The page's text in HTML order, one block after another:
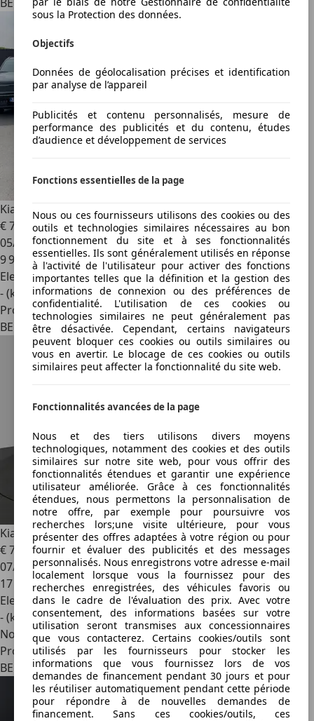
sous la Protection des données.
Objectifs
Données de géolocalisation précises et identification
par analyse de l’appareil
Publicités et contenu personnalisés, mesure de
performance des publicités et du contenu, études
d’audience et développement de services
Fonctions essentielles de la page
Nous ou ces fournisseurs utilisons des cookies ou des
outils et technologies similaires nécessaires au bon
fonctionnement du site et à ses fonctionnalités
essentielles. Ils sont généralement utilisés en réponse
à l'activité de l'utilisateur pour activer des fonctions
importantes telles que la définition et la gestion des
informations de connexion ou des préférences de
confidentialité. L'utilisation de ces cookies ou
technologies similaires ne peut généralement pas
être désactivée. Cependant, certains navigateurs
peuvent bloquer ces cookies ou outils similaires ou
vous en avertir. Le blocage de ces cookies ou outils
similaires peut affecter la fonctionnalité du site web.
Fonctionnalités avancées de la page
Nous et des tiers utilisons divers moyens
technologiques, notamment des cookies et des outils
similaires sur notre site web, pour vous offrir des
fonctionnalités étendues et garantir une expérience
utilisateur améliorée. Grâce à ces fonctionnalités
étendues, nous permettons la personnalisation de
notre offre, par exemple pour poursuivre vos
recherches lors;une visite ultérieure, pour vous
présenter des offres adaptées à votre région ou pour
fournir et évaluer des publicités et des messages
personnalisés. Nous enregistrons votre adresse e-mail
localement lorsque vous la fournissez pour des
recherches enregistrées, des véhicules favoris ou
dans le cadre de l'évaluation des prix. Avec votre
consentement, des informations basées sur votre
utilisation seront transmises aux concessionnaires
que vous contacterez. Certains cookies/outils sont
utilisés par les fournisseurs pour stocker les
informations que vous fournissez lors de vos
demandes de financement pendant 30 jours et pour
les réutiliser automatiquement pendant cette période
pour répondre à de nouvelles demandes de
financement. Sans ces cookies/outils, ces
Kia EV999,8 kWh AWD GT Line
€ 73 9951
05/2026
9 950 km
Electrique
- (kWh/100 km)
Professionnel
BE 8000
Kia EV999.8 kWh GT Line AWD
€ 79 9991
07/2025
17 814 km
Electrique
- (kWh/100 km)
Nouveau
Professionnel
BE 3500